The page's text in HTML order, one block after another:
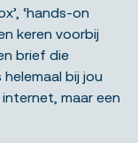
‘hands-on
keren voorbij
brief die
bij jou
maar een